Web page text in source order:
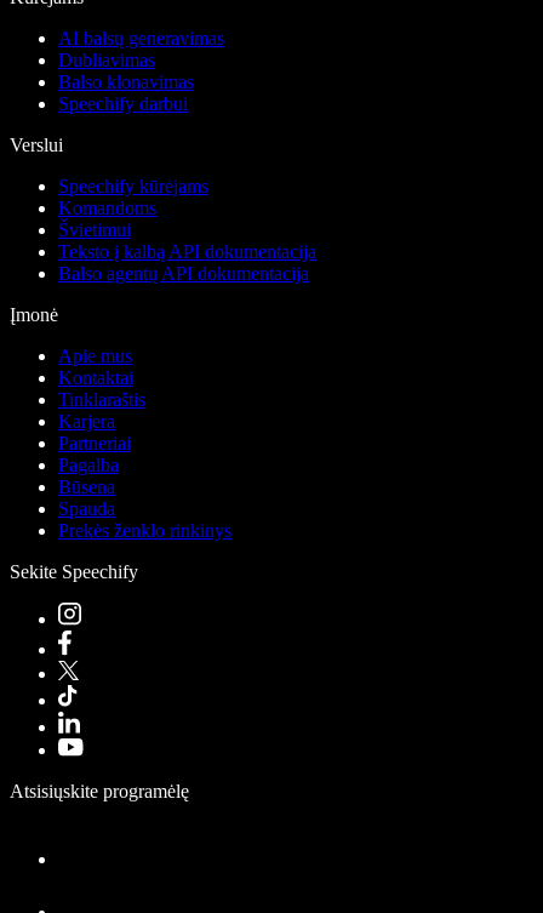
AI balsų generavimas
Dubliavimas
Balso klonavimas
Speechify darbui
Verslui
Speechify kūrėjams
Komandoms
Švietimui
Teksto į kalbą API dokumentacija
Balso agentų API dokumentacija
Įmonė
Apie mus
Kontaktai
Tinklaraštis
Karjera
Partneriai
Pagalba
Būsena
Spauda
Prekės ženklo rinkinys
Sekite Speechify
Atsisiųskite programėlę